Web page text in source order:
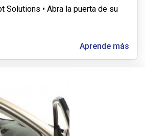
Solutions • Abra la puerta de su
Aprende más